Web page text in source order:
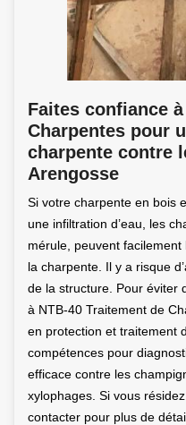
Faites confiance
Charpentes pour
charpente contre
Arengosse
Si votre charpente en bois
une infiltration d’eau, les
mérule, peuvent facilement
la charpente. Il y a risque
de la structure. Pour éviter
à NTB-40 Traitement de
en protection et traitement
compétences pour
efficace contre les
xylophages. Si vous
contacter pour plus de